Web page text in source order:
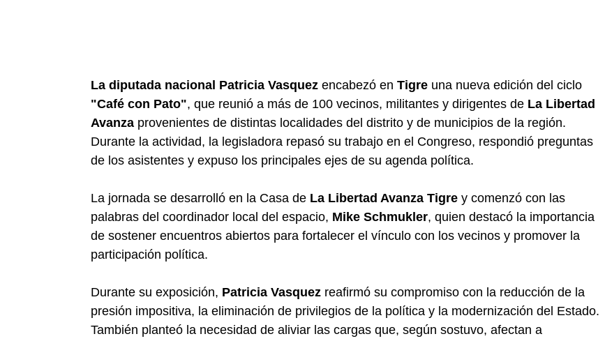
La diputada nacional Patricia Vasquez encabezó en Tigre una nueva edición del ciclo
"Café con Pato", que reunió a más de 100 vecinos, militantes y dirigentes de La Libertad
Avanza provenientes de distintas localidades del distrito y de municipios de la región.
Durante la actividad, la legisladora repasó su trabajo en el Congreso, respondió preguntas
de los asistentes y expuso los principales ejes de su agenda política.
La jornada se desarrolló en la Casa de La Libertad Avanza Tigre y comenzó con las
palabras del coordinador local del espacio, Mike Schmukler, quien destacó la importancia
de sostener encuentros abiertos para fortalecer el vínculo con los vecinos y promover la
participación política.
Durante su exposición, Patricia Vasquez reafirmó su compromiso con la reducción de la
presión impositiva, la eliminación de privilegios de la política y la modernización del Estado.
También planteó la necesidad de aliviar las cargas que, según sostuvo, afectan a